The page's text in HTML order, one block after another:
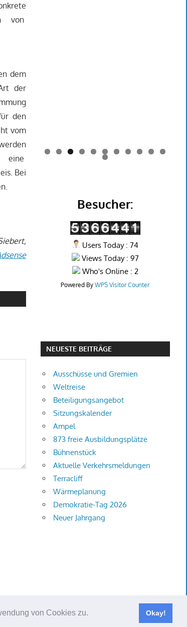
von Cookies zu. Okay!
von
dem
der
den
vom
eine
Bei
0 1
2
Besucher:
Users Today : 74
Views Today : 97
Who's Online : 2
Powered ByWPS Visitor Counter
NEUESTE BEITRÄGE
Ausschüsse und Gremien
Weltreise
Beteiligungsangebot
Sitzungskalender
Ampel
873 freie Ausbildungsplätze
Bühnenstück
Aktuelle Verkehrsmeldungen
Terracliff
Wärmeplanung
Demokratie-Tag 2026
Neuer Jahrgang